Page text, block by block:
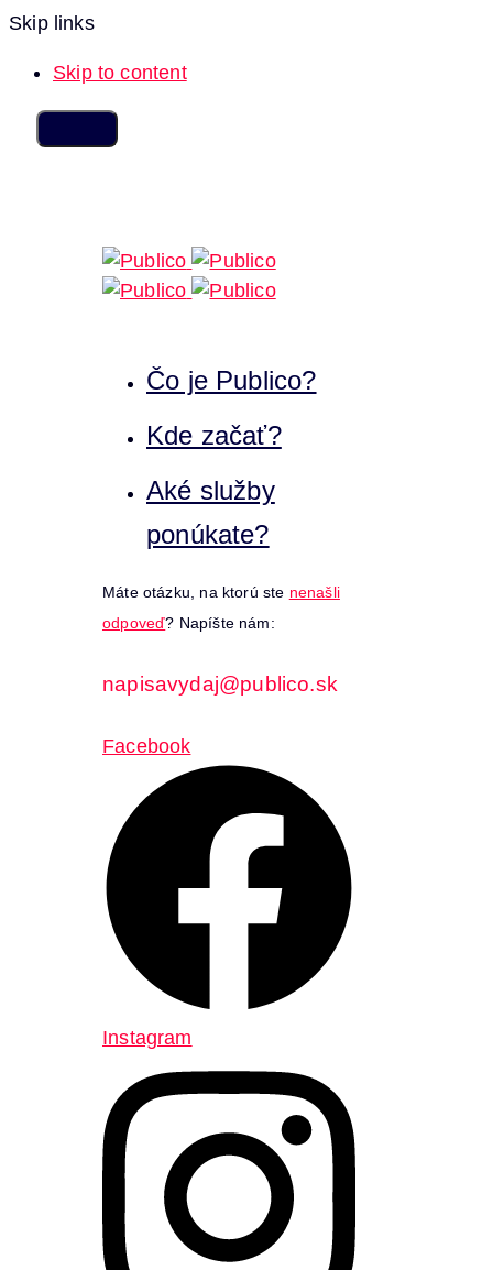
Skip links
Skip to content
Čo je Publico?
Kde začať?
Aké služby
ponúkate?
Máte otázku, na ktorú ste nenašli
odpoveď? Napíšte nám:
napisavydaj@publico.sk
Facebook
Instagram